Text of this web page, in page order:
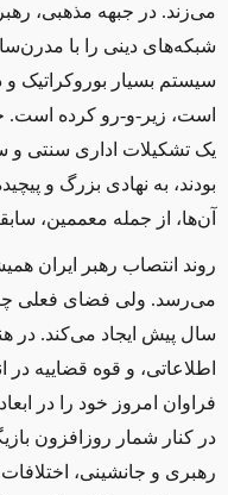
می‌زند. در جبهه مذهبی،
شبکه‌های دینی را با
سیستم بسیار بوروکراتیک
است، زیر-و-رو کرده است.
یک تشکیلات اداری سنتی و
آن‌ها، از جمله معممین،
روند انتصاب رهبر ایران
سال پیش ایجاد می‌کند. در
اطلاعاتی، و قوه قضاییه در
فراوان امروز خود را در
در کنار شمار روزافزون
رهبری و جانشینی،